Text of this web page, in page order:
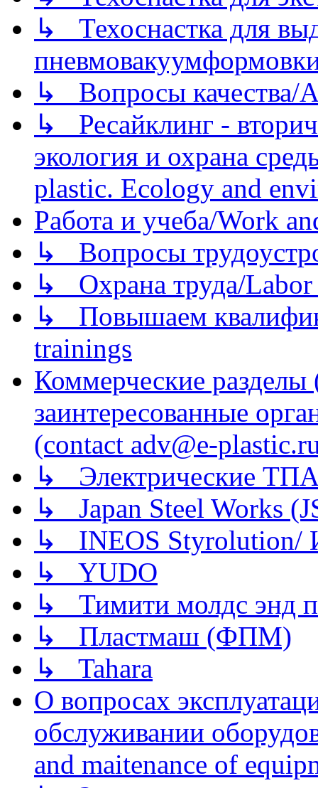
↳ Техоснастка для
↳ Вопросы качества/
↳ Ресайклинг -
экология и охрана
plastic. Ecology and
Работа и учеба/Work
↳ Вопросы
↳ Охрана труда/Labor
↳ Повышаем
trainings
Коммерческие
заинтересованные
(contact adv@e-
↳ Электрические
↳ Japan Steel Works
↳ INEOS
↳ YUDO
↳ Тимити молдс энд
↳ Пластмаш (ФПМ)
↳ Tahara
О вопросах
обслуживании
and maitenance of